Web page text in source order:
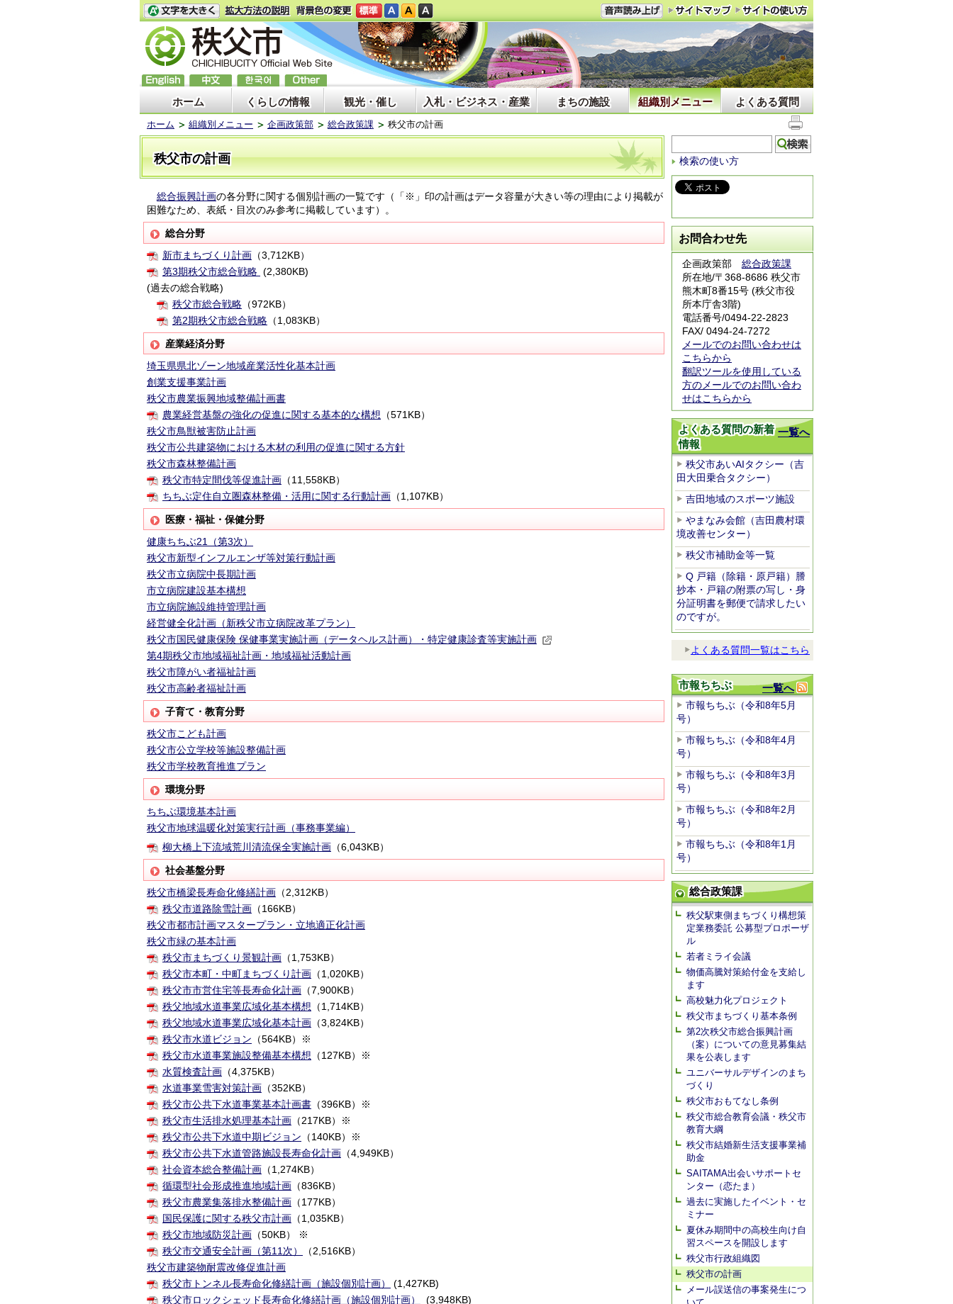
ホーム くらしの情報 観光・催し 入札・ビジネス・産業 まちの施設 組織別メニュー よくある質問
ホーム 組織別メニュー 企画政策部 総合政策課 秩父市の計画
秩父市の計画
総合振興計画の各分野に関する個別計画の一覧です（「※」印の計画はデータ容量が大きい等の理由により掲載が
困難なため、表紙・目次のみ参考に掲載しています）。
総合分野
新市まちづくり計画 （3,712KB）
第3期秩父市総合戦略 (2,380KB)
(過去の総合戦略)
秩父市総合戦略 （972KB）
第2期秩父市総合戦略 （1,083KB）
産業経済分野
埼玉県県北ゾーン地域産業活性化基本計画
創業支援事業計画
秩父市農業振興地域整備計画書
農業経営基盤の強化の促進に関する基本的な構想 （571KB）
秩父市鳥獣被害防止計画
秩父市公共建築物における木材の利用の促進に関する方針
秩父市森林整備計画
秩父市特定間伐等促進計画 （11,558KB）
ちちぶ定住自立圏森林整備・活用に関する行動計画 （1,107KB）
医療・福祉・保健分野
健康ちちぶ21（第3次）
秩父市新型インフルエンザ等対策行動計画
秩父市立病院中長期計画
市立病院建設基本構想
市立病院施設維持管理計画
経営健全化計画（新秩父市立病院改革プラン）
秩父市国民健康保険 保健事業実施計画（データヘルス計画）・特定健康診査等実施計画
第4期秩父市地域福祉計画・地域福祉活動計画
秩父市障がい者福祉計画
秩父市高齢者福祉計画
子育て・教育分野
秩父市こども計画
秩父市公立学校等施設整備計画
秩父市学校教育推進プラン
環境分野
ちちぶ環境基本計画
秩父市地球温暖化対策実行計画（事務事業編）
柳大橋上下流域荒川清流保全実施計画 （6,043KB）
社会基盤分野
秩父市橋梁長寿命化修繕計画 （2,312KB）
秩父市道路除雪計画 （166KB）
秩父市都市計画マスタープラン・立地適正化計画
秩父市緑の基本計画
秩父市まちづくり景観計画 （1,753KB）
秩父市本町・中町まちづくり計画 （1,020KB）
秩父市市営住宅等長寿命化計画 （7,900KB）
秩父地域水道事業広域化基本構想 （1,714KB）
秩父地域水道事業広域化基本計画 （3,824KB）
秩父市水道ビジョン （564KB）※
秩父市水道事業施設整備基本構想 （127KB）※
水質検査計画 （4,375KB）
水道事業雪害対策計画 （352KB）
秩父市公共下水道事業基本計画書 （396KB）※
秩父市生活排水処理基本計画 （217KB）※
秩父市公共下水道中期ビジョン （140KB）※
秩父市公共下水道管路施設長寿命化計画 （4,949KB）
社会資本総合整備計画 （1,274KB）
循環型社会形成推進地域計画 （836KB）
秩父市農業集落排水整備計画 （177KB）
国民保護に関する秩父市計画 （1,035KB）
秩父市地域防災計画 （50KB） ※
秩父市交通安全計画（第11次）
（2,516KB）
秩父市建築物耐震改修促進計画
秩父市トンネル長寿命化修繕計画（施設個別計画）
(1,427KB)
秩父市ロックシェッド長寿命化修繕計画（施設個別計画）
(3,948KB)
検索の使い方
お問合わせ先
企画政策部 総合政策課
所在地/〒368-8686 秩父市
熊木町8番15号 (秩父市役
所本庁舎3階)
電話番号/0494-22-2823
FAX/ 0494-24-7272
メールでのお問い合わせは
こちらから
翻訳ツールを使用している
方のメールでのお問い合わ
せはこちらから
一覧へ
よくある質問の新着
情報
秩父市あいAIタクシー（吉
田大田乗合タクシー）
吉田地域のスポーツ施設
やまなみ会館（吉田農村環
境改善センター）
秩父市補助金等一覧
Q 戸籍（除籍・原戸籍）謄
抄本・戸籍の附票の写し・身
分証明書を郵便で請求したい
のですが。
よくある質問一覧はこちら
一覧へ
市報ちちぶ
市報ちちぶ（令和8年5月
号）
市報ちちぶ（令和8年4月
号）
市報ちちぶ（令和8年3月
号）
市報ちちぶ（令和8年2月
号）
市報ちちぶ（令和8年1月
号）
総合政策課
秩父駅東側まちづくり構想策
定業務委託 公募型プロポーザ
ル
若者ミライ会議
物価高騰対策給付金を支給し
ます
高校魅力化プロジェクト
秩父市まちづくり基本条例
第2次秩父市総合振興計画
（案）についての意見募集結
果を公表します
ユニバーサルデザインのまち
づくり
秩父市おもてなし条例
秩父市総合教育会議・秩父市
教育大綱
秩父市結婚新生活支援事業補
助金
SAITAMA出会いサポートセ
ンター（恋たま）
過去に実施したイベント・セ
ミナー
夏休み期間中の高校生向け自
習スペースを開設します
秩父市行政組織図
秩父市の計画
メール誤送信の事案発生につ